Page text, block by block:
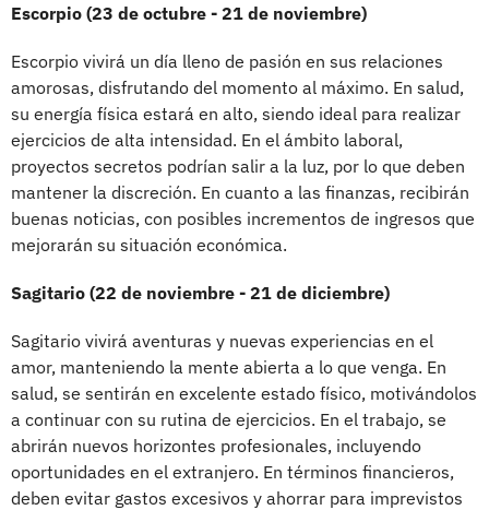
Escorpio (23 de octubre - 21 de noviembre)
Escorpio vivirá un día lleno de pasión en sus relaciones
amorosas, disfrutando del momento al máximo. En salud,
su energía física estará en alto, siendo ideal para realizar
ejercicios de alta intensidad. En el ámbito laboral,
proyectos secretos podrían salir a la luz, por lo que deben
mantener la discreción. En cuanto a las finanzas, recibirán
buenas noticias, con posibles incrementos de ingresos que
mejorarán su situación económica.
Sagitario (22 de noviembre - 21 de diciembre)
Sagitario vivirá aventuras y nuevas experiencias en el
amor, manteniendo la mente abierta a lo que venga. En
salud, se sentirán en excelente estado físico, motivándolos
a continuar con su rutina de ejercicios. En el trabajo, se
abrirán nuevos horizontes profesionales, incluyendo
oportunidades en el extranjero. En términos financieros,
deben evitar gastos excesivos y ahorrar para imprevistos